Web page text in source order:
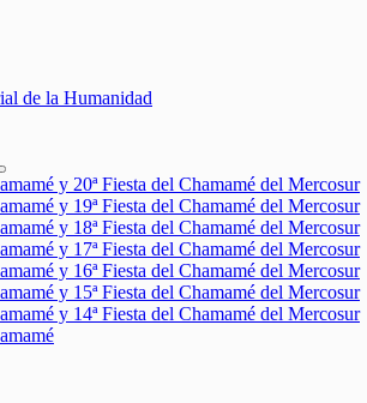
de la Humanidad
y 20ª Fiesta del Chamamé del Mercosur
y 19ª Fiesta del Chamamé del Mercosur
y 18ª Fiesta del Chamamé del Mercosur
y 17ª Fiesta del Chamamé del Mercosur
y 16ª Fiesta del Chamamé del Mercosur
y 15ª Fiesta del Chamamé del Mercosur
y 14ª Fiesta del Chamamé del Mercosur